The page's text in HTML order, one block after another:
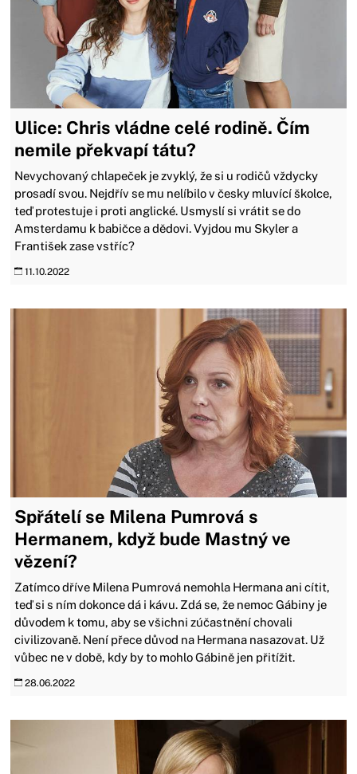
Ulice: Chris vládne celé rodině. Čím
nemile překvapí tátu?
Nevychovaný chlapeček je zvyklý, že si u rodičů vždycky
prosadí svou. Nejdřív se mu nelíbilo v česky mluvící školce,
teď protestuje i proti anglické. Usmyslí si vrátit se do
Amsterdamu k babičce a dědovi. Vyjdou mu Skyler a
František zase vstříc?
11.10.2022
Spřátelí se Milena Pumrová s
Hermanem, když bude Mastný ve
vězení?
Zatímco dříve Milena Pumrová nemohla Hermana ani cítit,
teď si s ním dokonce dá i kávu. Zdá se, že nemoc Gábiny je
důvodem k tomu, aby se všichni zúčastnění chovali
civilizovaně. Není přece důvod na Hermana nasazovat. Už
vůbec ne v době, kdy by to mohlo Gábině jen přitížit.
28.06.2022